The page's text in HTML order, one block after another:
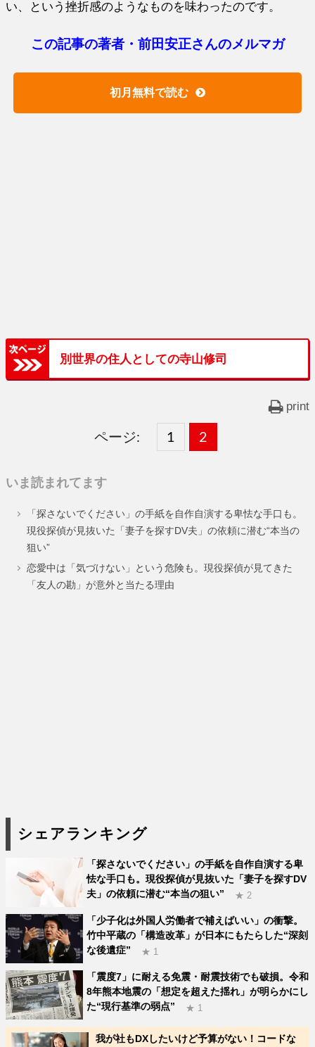
い、という挫折感のようなものを味わったのです。
この記事の著者・前田安正さんのメルマガ
初月無料で読む
別世界の住人としての寺山修司
print
ページ:
固
ー
1 ,
固
ー
2
いま読まれてます
「探さないでください」の手紙を自作自演する卑怯な手口も。
現役探偵が見抜いた「妻子を探すDV夫」の依頼に潜む“本当の
狙い”
恋愛中は「気づけない」という危険も。現役探偵が見てきた
「友人の勘」が意外と当たる理由
シェアランキング
「探さないでください」の手紙を自作自演する卑
怯な手口も。現役探偵が見抜いた「妻子を探すDV
夫」の依頼に潜む“本当の狙い”
★ 2
「少子化は外国人労働者で補えばいい」の衝撃。
竹中平蔵の「構造改革」が日本にもたらした“深刻
な後遺症”
★ 1
「震度7」に耐える免震・耐震技術でも破損。令和
8年熊本地震の「想定を超えた揺れ」が明らかにし
た“現行基準の弱点”
★ 1
我が社もDXしたいけど予算がない！コードな